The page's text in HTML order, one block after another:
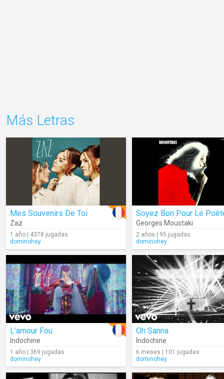
Más Letras
Mes Souvenirs De Toi
Zaz
1 año | 4378 jugadas
dominohey
Georges Moustaki
2 años | 95 jugadas
dominohey
L’amour Fou
Indochine
1 año | 369 jugadas
dominohey
Oh Sanna
Indochine
6 meses | 101 jugadas
dominohey